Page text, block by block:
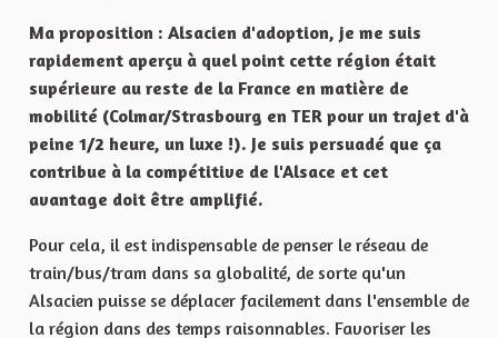
Ma proposition : Alsacien d'adoption, je me suis
rapidement aperçu à quel point cette région était
supérieure au reste de la France en matière de
mobilité (Colmar/Strasbourg en TER pour un trajet d'à
peine 1/2 heure, un luxe !). Je suis persuadé que ça
contribue à la compétitive de l'Alsace et cet
avantage doit être amplifié.
Pour cela, il est indispensable de penser le réseau de
train/bus/tram dans sa globalité, de sorte qu'un
Alsacien puisse se déplacer facilement dans l'ensemble de
la région dans des temps raisonnables. Favoriser les